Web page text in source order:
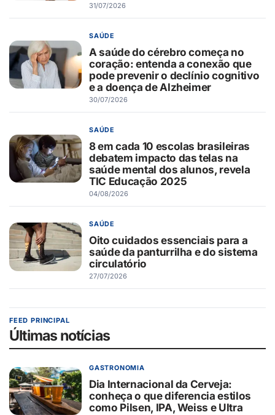
31/07/2026
SAÚDE
A saúde do cérebro começa no
coração: entenda a conexão que
pode prevenir o declínio cognitivo
e a doença de Alzheimer
30/07/2026
SAÚDE
8 em cada 10 escolas brasileiras
debatem impacto das telas na
saúde mental dos alunos, revela
TIC Educação 2025
04/08/2026
SAÚDE
Oito cuidados essenciais para a
saúde da panturrilha e do sistema
circulatório
27/07/2026
FEED PRINCIPAL
Últimas notícias
GASTRONOMIA
Dia Internacional da Cerveja:
conheça o que diferencia estilos
como Pilsen, IPA, Weiss e Ultra